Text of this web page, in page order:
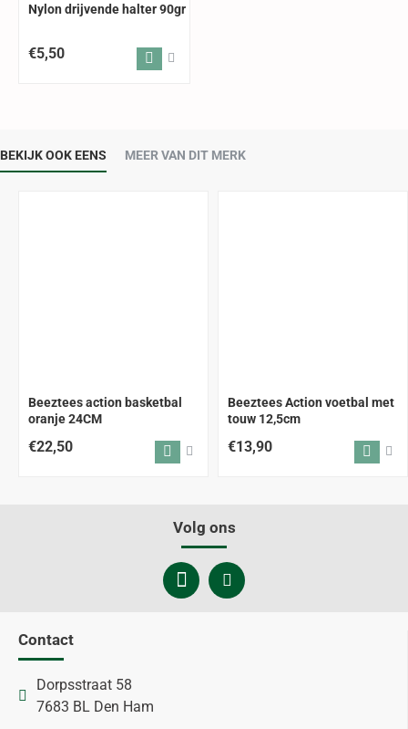
Nylon drijvende halter 90gr
€5,50
BEKIJK OOK EENS MEER VAN DIT MERK
Beeztees action basketbal
oranje 24CM
€22,50
Beeztees Action voetbal met
touw 12,5cm
€13,90
Volg ons
Contact
Dorpsstraat 58
7683 BL Den Ham